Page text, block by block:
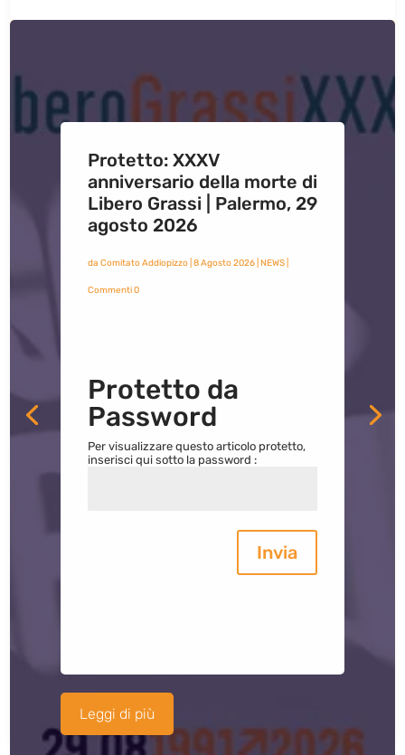
Protetto: XXXV
anniversario della morte di
Libero Grassi | Palermo, 29
agosto 2026
da Comitato Addiopizzo| 8 Agosto 2026| NEWS|
Commenti 0
Protetto da
Password
Per visualizzare questo articolo protetto,
inserisci qui sotto la password :
Invia
Leggi di più